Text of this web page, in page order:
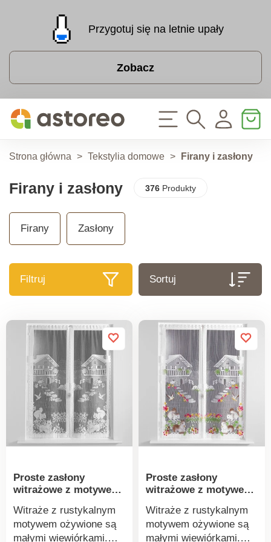
Przygotuj się na letnie upały
Zobacz
Strona główna > Tekstylia domowe > Firany i zasłony
Firany i zasłony 376Produkty
Firany Zasłony
Filtruj Sortuj
Proste zasłony
witrażowe z motywem
pary
Witraże z rustykalnym
motywem ożywione są
małymi wiewiórkami.
Proste zasłony
witrażowe z motywem
pary
Witraże z rustykalnym
motywem ożywione są
małymi wiewiórkami.